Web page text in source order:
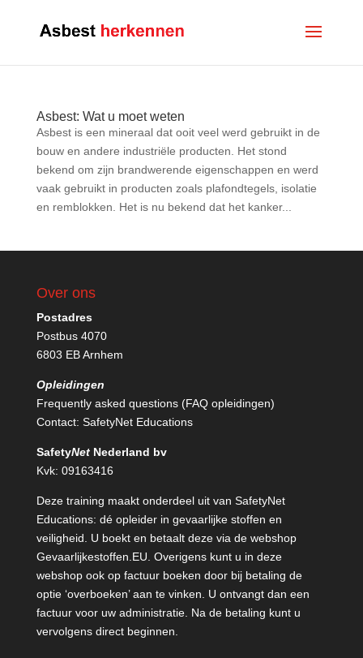
Asbest: Wat u moet weten
Asbest is een mineraal dat ooit veel werd gebruikt in de
bouw en andere industriële producten. Het stond
bekend om zijn brandwerende eigenschappen en werd
vaak gebruikt in producten zoals plafondtegels, isolatie
en remblokken. Het is nu bekend dat het kanker...
Over ons
Postadres
Postbus 4070
6803 EB Arnhem
Opleidingen
Frequently asked questions (FAQ opleidingen)
Contact: SafetyNet Educations
SafetyNetNederland bv
Kvk: 09163416
Deze training maakt onderdeel uit van SafetyNet
Educations: dé opleider in gevaarlijke stoffen en
veiligheid. U boekt en betaalt deze via de webshop
Gevaarlijkestoffen.EU . Overigens kunt u in deze
webshop ook op factuur boeken door bij betaling de
optie ‘overboeken’ aan te vinken. U ontvangt dan een
factuur voor uw administratie. Na de betaling kunt u
vervolgens direct beginnen.